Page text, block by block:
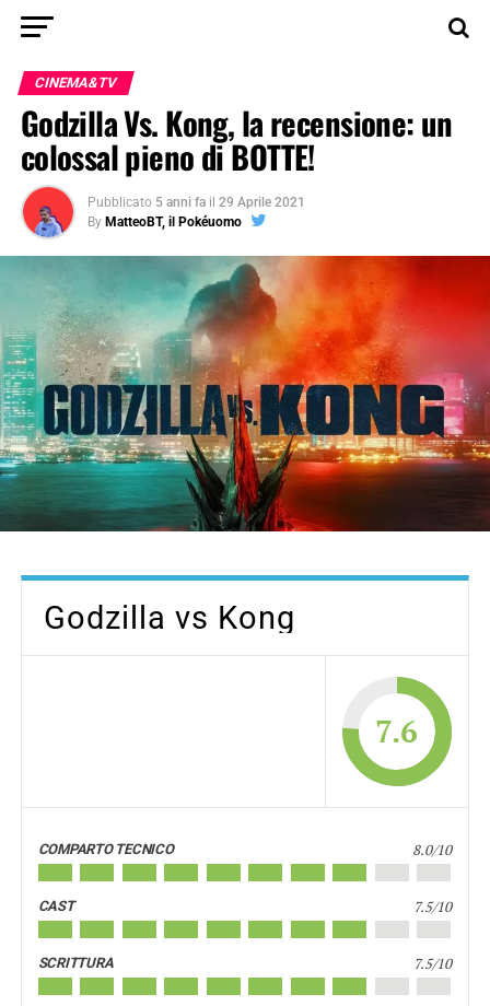
CINEMA&TV
Godzilla Vs. Kong, la recensione: un
colossal pieno di BOTTE!
Pubblicato 5 anni fa il 29 Aprile 2021
By MatteoBT, il Pokéuomo
Godzilla vs Kong
7.6
COMPARTO TECNICO 8.0/10
CAST 7.5/10
SCRITTURA 7.5/10